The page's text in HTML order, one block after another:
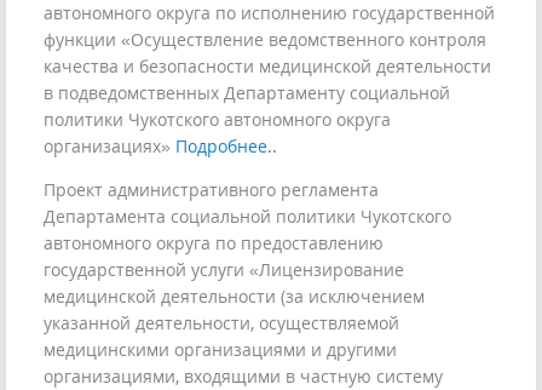
автономного округа по исполнению государственной
функции «Осуществление ведомственного контроля
качества и безопасности медицинской деятельности
в подведомственных Департаменту социальной
политики Чукотского автономного округа
организациях» Подробнее..
Проект административного регламента
Департамента социальной политики Чукотского
автономного округа по предоставлению
государственной услуги «Лицензирование
медицинской деятельности (за исключением
указанной деятельности, осуществляемой
медицинскими организациями и другими
организациями, входящими в частную систему